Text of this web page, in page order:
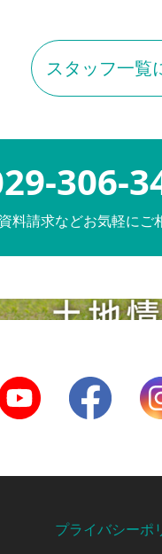
スタッフ一覧
306-
料請求などお気軽にご
地情報
Facebook
プライバシーポ